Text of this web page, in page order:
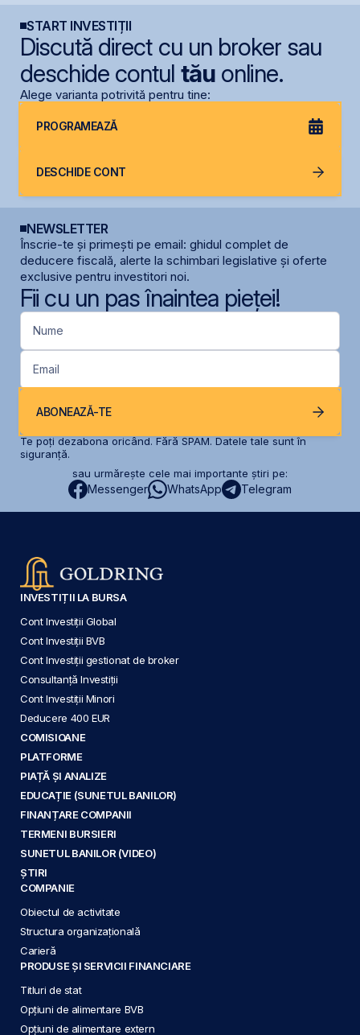
START INVESTIȚII
Discută direct cu un broker sau
deschide contul tăuonline.
Alege varianta potrivită pentru tine:
PROGRAMEAZĂ
DESCHIDE CONT
NEWSLETTER
Înscrie-te și primești pe email: ghidul complet de
deducere fiscală, alerte la schimbari legislative și oferte
exclusive pentru investitori noi.
Fii cu un pas înaintea pieței!
Nume
Email
ABONEAZĂ-TE
Te poți dezabona oricând. Fără SPAM. Datele tale sunt în
siguranță.
sau urmărește cele mai importante știri pe:
Messenger WhatsApp Telegram
INVESTIȚII LA BURSA
Cont Investiții Global
Cont Investiții BVB
Cont Investiții gestionat de broker
Consultanță Investiții
Cont Investiții Minori
Deducere 400 EUR
COMISIOANE
PLATFORME
PIAȚĂ ȘI ANALIZE
EDUCAȚIE (SUNETUL BANILOR)
FINANȚARE COMPANII
TERMENI BURSIERI
SUNETUL BANILOR (VIDEO)
ȘTIRI
COMPANIE
Obiectul de activitate
Structura organizațională
Carieră
PRODUSE ȘI SERVICII FINANCIARE
Titluri de stat
Opțiuni de alimentare BVB
Opțiuni de alimentare extern